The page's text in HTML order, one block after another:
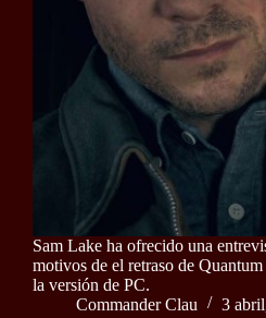
Sam Lake ha ofrecido una
motivos de el retraso de
la versión de PC.
Commander Clau
3